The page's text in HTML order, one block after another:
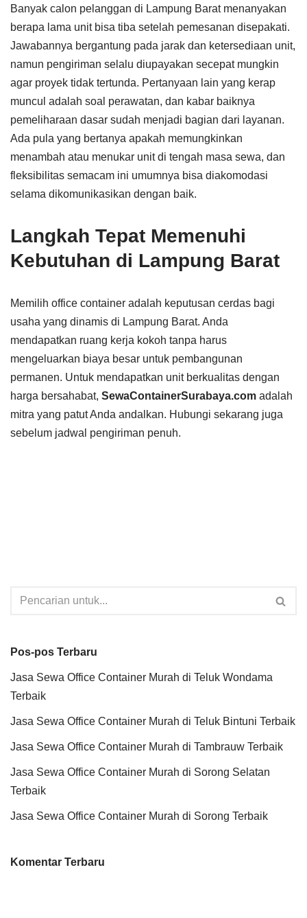
Banyak calon pelanggan di Lampung Barat menanyakan
berapa lama unit bisa tiba setelah pemesanan disepakati.
Jawabannya bergantung pada jarak dan ketersediaan unit,
namun pengiriman selalu diupayakan secepat mungkin
agar proyek tidak tertunda. Pertanyaan lain yang kerap
muncul adalah soal perawatan, dan kabar baiknya
pemeliharaan dasar sudah menjadi bagian dari layanan.
Ada pula yang bertanya apakah memungkinkan
menambah atau menukar unit di tengah masa sewa, dan
fleksibilitas semacam ini umumnya bisa diakomodasi
selama dikomunikasikan dengan baik.
Langkah Tepat Memenuhi
Kebutuhan di Lampung Barat
Memilih office container adalah keputusan cerdas bagi
usaha yang dinamis di Lampung Barat. Anda
mendapatkan ruang kerja kokoh tanpa harus
mengeluarkan biaya besar untuk pembangunan
permanen. Untuk mendapatkan unit berkualitas dengan
harga bersahabat, SewaContainerSurabaya.com adalah
mitra yang patut Anda andalkan. Hubungi sekarang juga
sebelum jadwal pengiriman penuh.
Pos-pos Terbaru
Jasa Sewa Office Container Murah di Teluk Wondama
Terbaik
Jasa Sewa Office Container Murah di Teluk Bintuni Terbaik
Jasa Sewa Office Container Murah di Tambrauw Terbaik
Jasa Sewa Office Container Murah di Sorong Selatan
Terbaik
Jasa Sewa Office Container Murah di Sorong Terbaik
Komentar Terbaru